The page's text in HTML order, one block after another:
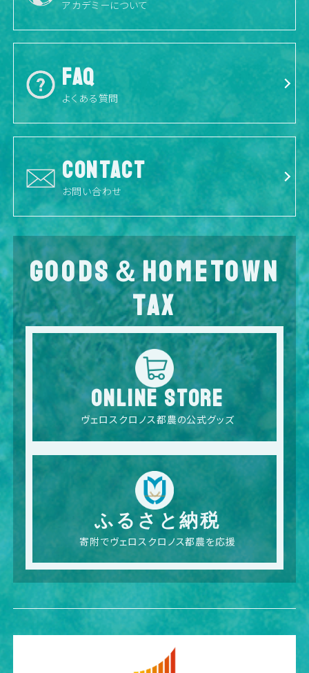
アカデミーについて
FAQ
よくある質問
CONTACT
お問い合わせ
GOODS＆HOMETOWN
TAX
ONLINE STORE
ヴェロスクロノス都農の公式グッズ
ふるさと納税
寄附でヴェロスクロノス都農を応援